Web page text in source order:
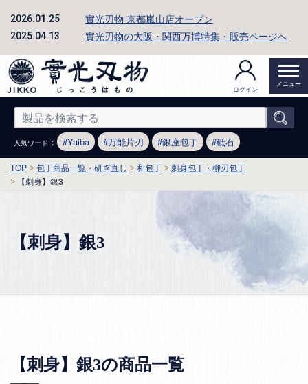
2026.01.25 實光刃物 京都嵐山店オープン
2025.04.13 實光刃物の大阪・関西万博特集・販売ページへ
ログイン
メニュー
人気ワード ： Yaiba 万能片刃 銀座包丁 砥石
TOP 包丁商品一覧・研ぎ直し 和包丁
刺身包丁・柳刃包丁
【刺身】銀3
【刺身】銀3
【刺身】銀3の商品一覧